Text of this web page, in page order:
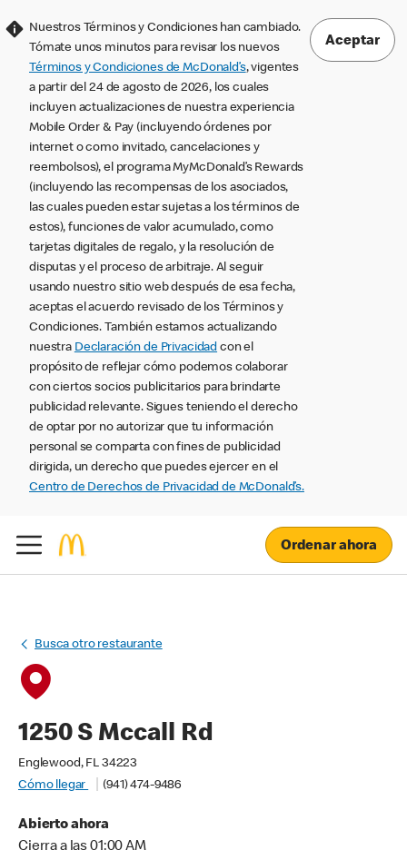
Nuestros Términos y Condiciones han cambiado.
Tómate unos minutos para revisar los nuevos
Términos y Condiciones de McDonald’s, vigentes
a partir del 24 de agosto de 2026, los cuales
incluyen actualizaciones de nuestra experiencia
Mobile Order & Pay (incluyendo órdenes por
internet o como invitado, cancelaciones y
reembolsos), el programa MyMcDonald’s Rewards
(incluyendo las recompensas de los asociados,
las cuales pueden estar sujetas a los términos de
estos), funciones de valor acumulado, como
tarjetas digitales de regalo, y la resolución de
disputas y el proceso de arbitraje. Al seguir
usando nuestro sitio web después de esa fecha,
aceptas el acuerdo revisado de los Términos y
Condiciones. También estamos actualizando
nuestra Declaración de Privacidad con el
propósito de reflejar cómo podemos colaborar
con ciertos socios publicitarios para brindarte
publicidad relevante. Sigues teniendo el derecho
de optar por no autorizar que tu información
personal se comparta con fines de publicidad
dirigida, un derecho que puedes ejercer en el
Centro de Derechos de Privacidad de McDonald’s.
Aceptar
Ordenar ahora
Busca otro restaurante
1250 S Mccall Rd
Englewood, FL 34223
Cómo llegar
(941) 474-9486
Abierto ahora
Cierra a las 01:00 AM